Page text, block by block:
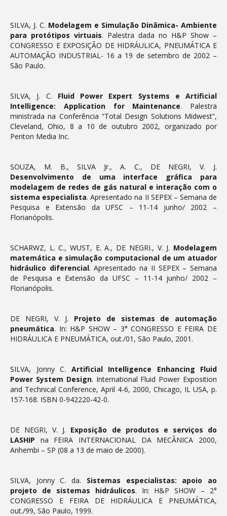
SILVA, J. C. Modelagem e Simulação Dinâmica- Ambiente
para protótipos virtuais. Palestra dada no H&P Show –
CONGRESSO E EXPOSIÇÃO DE HIDRÁULICA, PNEUMÁTICA E
AUTOMAÇÃO INDUSTRIAL- 16 a 19 de setembro de 2002 –
São Paulo.
SILVA, J. C. Fluid Power Expert Systems e Artificial
Intelligence: Application for Maintenance. Palestra
ministrada na Conferência “Total Design Solutions Midwest”,
Cleveland, Ohio, 8 a 10 de outubro 2002, organizado por
Penton Media Inc.
SOUZA, M. B., SILVA Jr., A. C., DE NEGRI, V. J.
Desenvolvimento de uma interface gráfica para
modelagem de redes de gás natural e interação com o
sistema especialista. Apresentado na II SEPEX – Semana de
Pesquisa e Extensão da UFSC – 11-14 junho/ 2002 –
Florianópolis.
SCHARWZ, L. C., WUST, E. A., DE NEGRI., V. J. Modelagem
matemática e simulação computacional de um atuador
hidráulico diferencial. Apresentado na II SEPEX – Semana
de Pesquisa e Extensão da UFSC – 11-14 junho/ 2002 –
Florianópolis.
DE NEGRI, V. J. Projeto de sistemas de automação
pneumática. In: H&P SHOW – 3° CONGRESSO E FEIRA DE
HIDRÁULICA E PNEUMÁTICA, out./01, São Paulo, 2001.
SILVA, Jonny C. Artificial Intelligence Enhancing Fluid
Power System Design. International Fluid Power Exposition
and Technical Conference, April 4-6, 2000, Chicago, IL USA, p.
157-168. ISBN 0-942220-42-0.
DE NEGRI, V. J. Exposição de produtos e serviços do
LASHIP na FEIRA INTERNACIONAL DA MECÂNICA 2000,
Anhembi – SP (08 a 13 de maio de 2000).
SILVA, Jonny C. da. Sistemas especialistas: apoio ao
projeto de sistemas hidráulicos. In: H&P SHOW – 2°
CONGRESSO E FEIRA DE HIDRÁULICA E PNEUMÁTICA,
out./99, São Paulo, 1999.